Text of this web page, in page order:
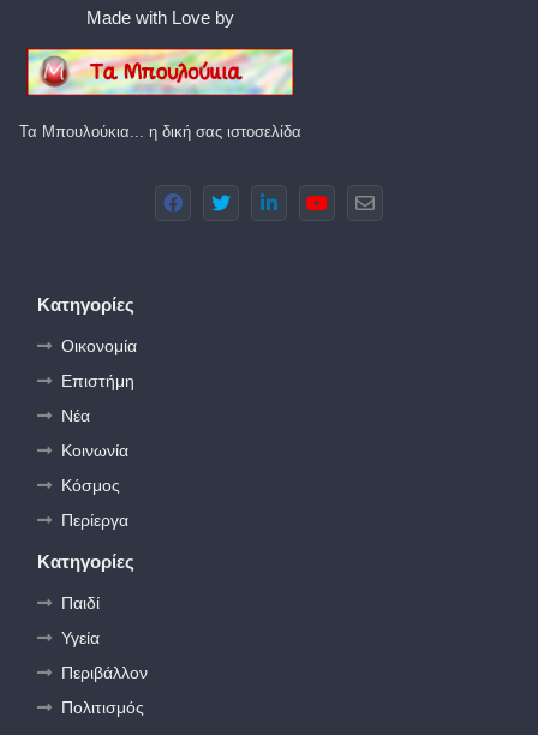
Made with Love by
Τα Μπουλούκια... η δική σας ιστοσελίδα
Κατηγορίες
Οικονομία
Επιστήμη
Νέα
Κοινωνία
Κόσμος
Περίεργα
Κατηγορίες
Παιδί
Υγεία
Περιβάλλον
Πολιτισμός